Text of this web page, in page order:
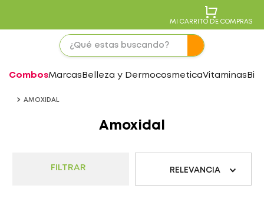
MI CARRITO DE COMPRAS
CombosMarcas Belleza y DermocosmeticaVitaminas
AMOXIDAL
Amoxidal
FILTRAR RELEVANCIA